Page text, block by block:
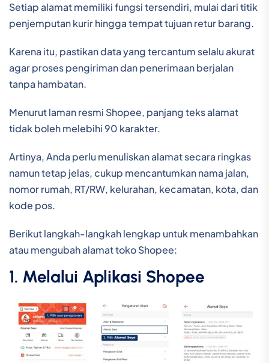
Setiap alamat memiliki fungsi tersendiri, mulai dari titik
penjemputan kurir hingga tempat tujuan retur barang.
Karena itu, pastikan data yang tercantum selalu akurat
agar proses pengiriman dan penerimaan berjalan
tanpa hambatan.
Menurut laman resmi Shopee, panjang teks alamat
tidak boleh melebihi 90 karakter.
Artinya, Anda perlu menuliskan alamat secara ringkas
namun tetap jelas, cukup mencantumkan nama jalan,
nomor rumah, RT/RW, kelurahan, kecamatan, kota, dan
kode pos.
Berikut langkah-langkah lengkap untuk menambahkan
atau mengubah alamat toko Shopee:
1. Melalui Aplikasi Shopee